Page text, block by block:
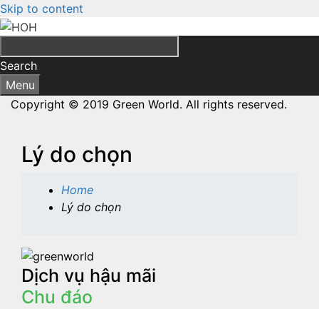
Skip to content
Search
Menu
Copyright © 2019 Green World. All rights reserved.
Lý do chọn
Home
Lý do chọn
Dịch vụ hậu mãi
Chu đáo